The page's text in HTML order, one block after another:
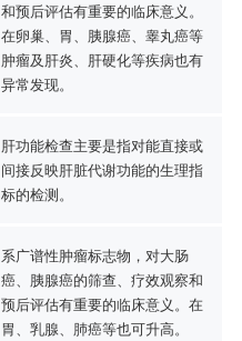
和预后评估有重要的临床意义。
在卵巢、胃、胰腺癌、睾丸癌等
肿瘤及肝炎、肝硬化等疾病也有
异常发现。
肝功能检查主要是指对能直接或
间接反映肝脏代谢功能的生理指
标的检测。
系广谱性肿瘤标志物，对大肠
癌、胰腺癌的筛查、疗效观察和
预后评估有重要的临床意义。在
胃、乳腺、肺癌等也可升高。